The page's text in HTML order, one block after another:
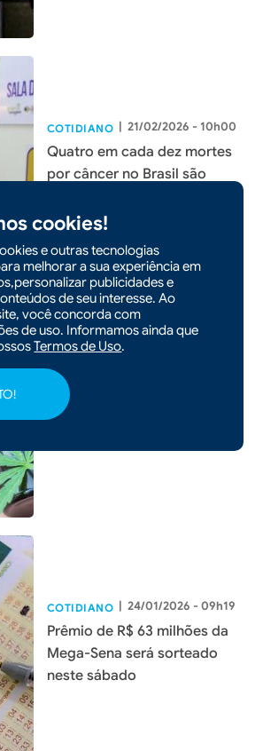
cookies!
e outras tecnologias
melhorar a sua experiência em
publicidades e
de seu interesse. Ao
você concorda com
de uso. Informamos ainda que
Termos de Uso.
COTIDIANO | 21/02/2026 - 10h00
Quatro em cada dez mortes
por câncer no Brasil são
COTIDIANO
Anvisa muda regras e amplia
acesso à cannabis medicinal
COTIDIANO | 24/01/2026 - 09h19
Prêmio de R$ 63 milhões da
Mega-Sena será sorteado
neste sábado